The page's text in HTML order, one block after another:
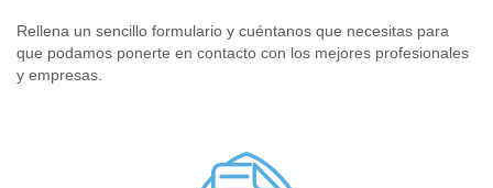
Rellena un sencillo formulario y cuéntanos que necesitas para
que podamos ponerte en contacto con los mejores profesionales
y empresas.